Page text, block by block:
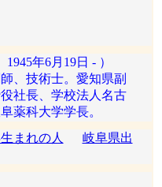
年6月19日 - ）
、技術士。愛知県副
社長、学校法人名古
薬科大学学長。
まれの人
岐阜県出